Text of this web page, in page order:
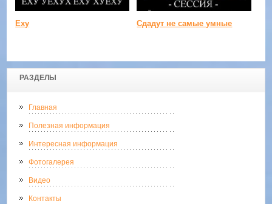
РАЗДЕЛЫ
Главная
Полезная информация
Интересная информация
Фотогалерея
Видео
Контакты
Еху Сдадут не самые умные